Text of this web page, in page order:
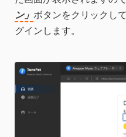
ン」 ボタンをクリックし
グインします。